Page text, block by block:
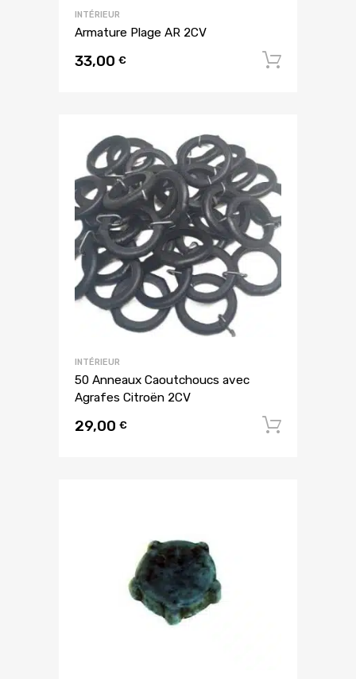
INTÉRIEUR
Armature Plage AR 2CV
33,00 €
INTÉRIEUR
50 Anneaux Caoutchoucs avec
Agrafes Citroën 2CV
29,00 €